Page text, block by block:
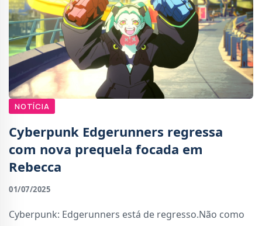
NOTÍCIA
Cyberpunk Edgerunners regressa
com nova prequela focada em
Rebecca
01/07/2025
Cyberpunk: Edgerunners está de regresso.Não como